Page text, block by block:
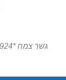
גשר צמח *9924 צ׳יטו טיגו 8 פרו המותג הסיני הגיע לצפון